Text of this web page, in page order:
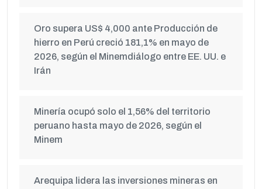
Oro supera US$ 4,000 ante Producción de
hierro en Perú creció 181,1% en mayo de
2026, según el Minemdiálogo entre EE. UU. e
Irán
Minería ocupó solo el 1,56% del territorio
peruano hasta mayo de 2026, según el
Minem
Arequipa lidera las inversiones mineras en